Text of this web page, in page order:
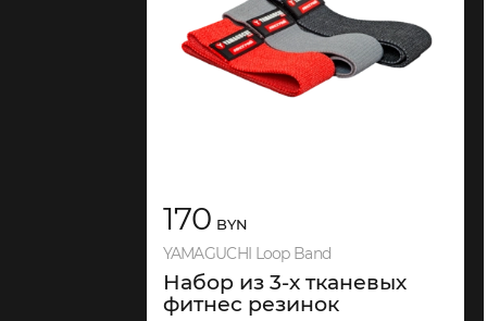
170 BYN
YAMAGUCHI Loop Band
Набор из 3-х тканевых
фитнес резинок